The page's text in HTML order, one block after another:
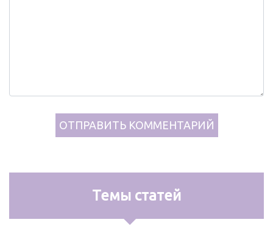
Темы статей